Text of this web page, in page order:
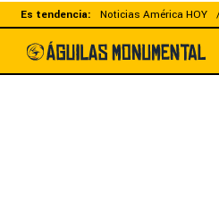
Es tendencia: Noticias América HOY